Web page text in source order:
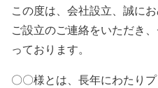
この度は、会社設立、誠に
ご設立のご連絡をいただき
っております。
〇〇様とは、長年にわたり